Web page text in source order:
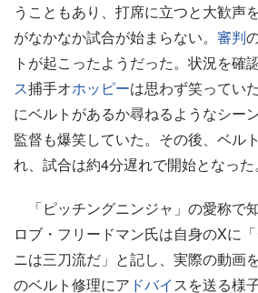
うこともあり、打席に立つと大歓声
がなかなか試合が始まらない。 審判
トが起こったようだった。状況を確
ス捕手オホッピーは思わず笑ってい
にベルトがあるか尋ねるようなシー
監督も爆笑していた。その後、ベル
れ、試合は約4分遅れで開始となった。
「ピッチングニンジャ」の愛称で
ロブ・フリードマン氏は自身のXに
ニは三刀流だ」と記し、実際の動画
のベルト修理にア ドバイスを送る様